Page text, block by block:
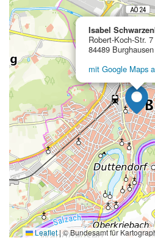
Isabel
Robert-Koch-Str. 7
84489 Burghausen
mit Google Maps
Leaflet| © Bundesamt für